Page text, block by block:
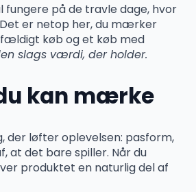
fungere på de travle dage, hvor
er netop her, du mærker
køb og et køb med
slags værdi, der holder.
kan mærke
der løfter oplevelsen: pasform,
at det bare spiller. Når du
produktet en naturlig del af